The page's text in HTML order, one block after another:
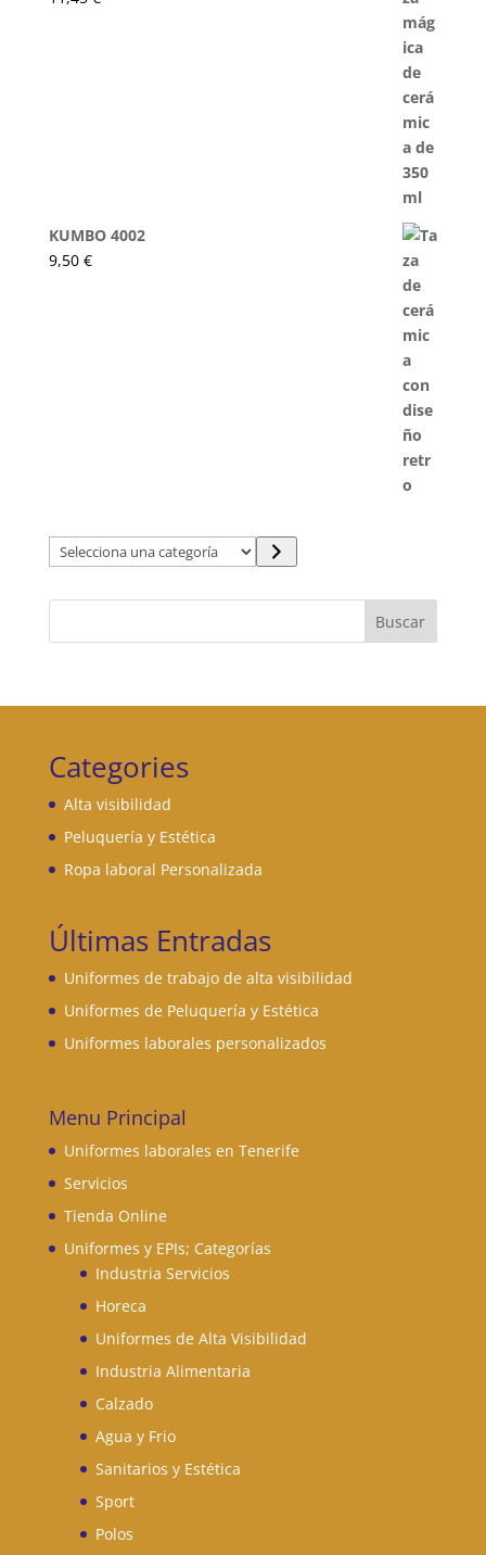
KUMBO 4002
9,50 €
Selecciona
una
categoría
Buscar
Categories
Alta visibilidad
Peluquería y Estética
Ropa laboral Personalizada
Últimas Entradas
Uniformes de trabajo de alta visibilidad
Uniformes de Peluquería y Estética
Uniformes laborales personalizados
Menu Principal
Uniformes laborales en Tenerife
Servicios
Tienda Online
Uniformes y EPIs; Categorías
Industria Servicios
Horeca
Uniformes de Alta Visibilidad
Industria Alimentaria
Calzado
Agua y Frio
Sanitarios y Estética
Sport
Polos